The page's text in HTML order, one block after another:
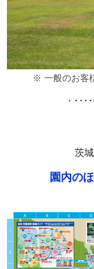
※ 一般のお客
・･･
茨
園内の